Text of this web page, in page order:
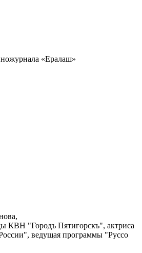
«Ералаш»
КВН "Городъ Пятигорскъ", актриса
ведущая программы "Руссо